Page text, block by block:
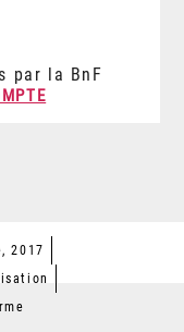
par la BnF
2017